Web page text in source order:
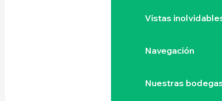
Vistas
Navegación
Nuestras